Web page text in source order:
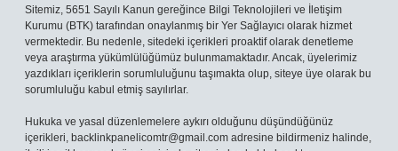
Sitemiz, 5651 Sayılı Kanun gereğince Bilgi Teknolojileri ve İletişim
Kurumu (BTK) tarafından onaylanmış bir Yer Sağlayıcı olarak hizmet
vermektedir. Bu nedenle, sitedeki içerikleri proaktif olarak denetleme
veya araştırma yükümlülüğümüz bulunmamaktadır. Ancak, üyelerimiz
yazdıkları içeriklerin sorumluluğunu taşımakta olup, siteye üye olarak bu
sorumluluğu kabul etmiş sayılırlar.
Hukuka ve yasal düzenlemelere aykırı olduğunu düşündüğünüz
içerikleri, backlinkpanelicomtr@gmail.com adresine bildirmeniz halinde,